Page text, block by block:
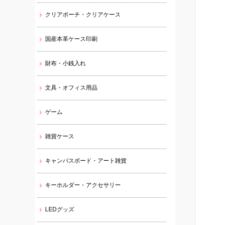
クリアポーチ・クリアケース
国産本革ケース印刷
財布・小銭入れ
文具・オフィス用品
ゲーム
雑貨ケース
キャンバスボード・アート雑貨
キーホルダー・アクセサリー
LEDグッズ